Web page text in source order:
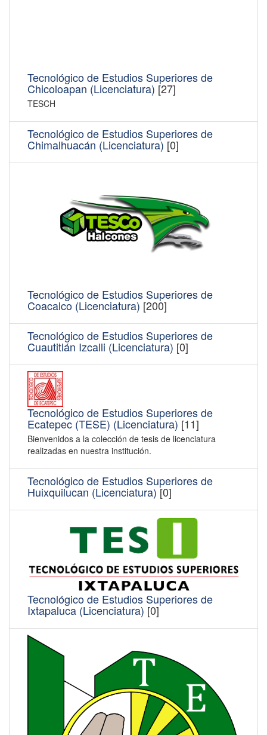
Tecnológico de Estudios Superiores de
Chicoloapan (Licenciatura) [27]
TESCH
Tecnológico de Estudios Superiores de
Chimalhuacán (Licenciatura) [0]
Tecnológico de Estudios Superiores de
Coacalco (Licenciatura) [200]
Tecnológico de Estudios Superiores de
Cuautitlán Izcalli (Licenciatura) [0]
Tecnológico de Estudios Superiores de
Ecatepec (TESE) (Licenciatura) [11]
Bienvenidos a la colección de tesis de licenciatura
realizadas en nuestra institución.
Tecnológico de Estudios Superiores de
Huixquilucan (Licenciatura) [0]
Tecnológico de Estudios Superiores de
Ixtapaluca (Licenciatura) [0]